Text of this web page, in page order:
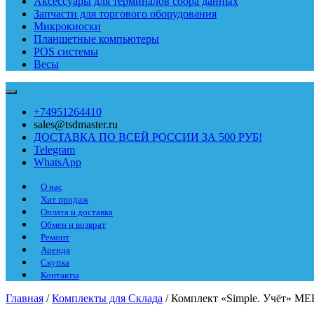
Запчасти для торгового оборудования
Микрокиоски
Планшетные компьютеры
POS системы
Весы
+74951264410
sales@tsdmaster.ru
ДОСТАВКА ПО ВСЕЙ РОССИИ ЗА 500 РУБ!
Telegram
WhatsApp
О нас
Хит продаж
Оплата и доставка
Обмен и возврат
Ремонт
Аренда
Скупка
Контакты
Главная /Комплекты для Склада / Комплект «Simple. Учёт»